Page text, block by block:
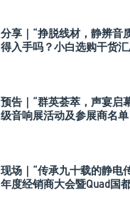
分享｜“挣脱线材，静辨音
得入手吗？小白选购干货
预告｜“群英荟萃，声宴启
级音响展活动及参展商名单
现场｜“传承九十载的静电
年度经销商大会暨Quad国